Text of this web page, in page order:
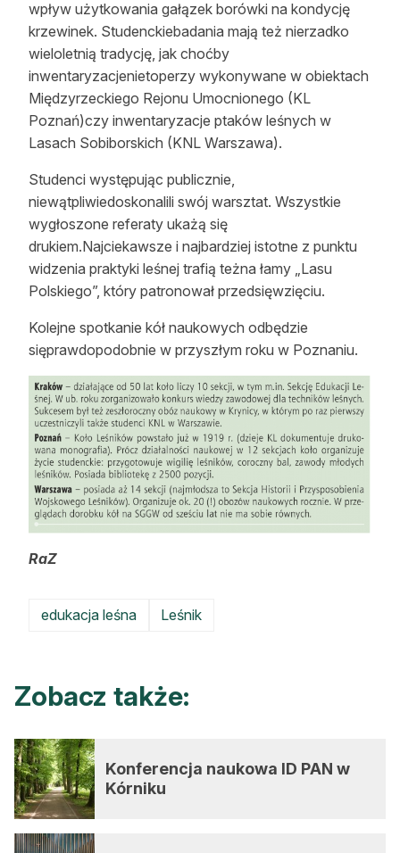
wpływ użytkowania gałązek borówki na kondycję
krzewinek. Studenckiebadania mają też nierzadko
wieloletnią tradycję, jak choćby
inwentaryzacjenietoperzy wykonywane w obiektach
Międzyrzeckiego Rejonu Umocnionego (KL
Poznań)czy inwentaryzacje ptaków leśnych w
Lasach Sobiborskich (KNL Warszawa).
Studenci występując publicznie,
niewątpliwiedoskonalili swój warsztat. Wszystkie
wygłoszone referaty ukażą się
drukiem.Najciekawsze i najbardziej istotne z punktu
widzenia praktyki leśnej trafią teżna łamy „Lasu
Polskiego”, który patronował przedsięwzięciu.
Kolejne spotkanie kół naukowych odbędzie
sięprawdopodobnie w przyszłym roku w Poznaniu.
RaZ
edukacja leśna Leśnik
Zobacz także:
Konferencja naukowa ID PAN w
Kórniku